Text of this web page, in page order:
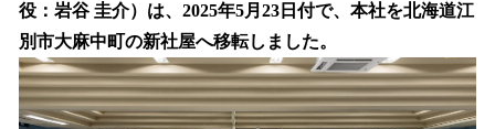
を
読
み
込
み
役：岩谷 圭介）は、2025年5月23日付で、本社を北海道江
別市大麻中町の新社屋へ移転しました。